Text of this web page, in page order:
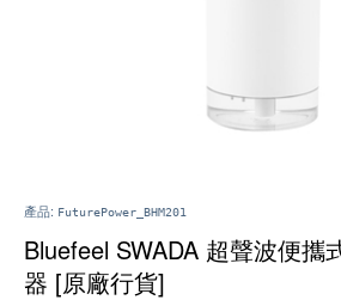
產品: FuturePower_BHM201
Bluefeel SWADA 超聲波便攜
器 [原廠行貨]